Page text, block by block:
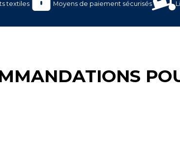
textiles Moyens de paiement sécurisés